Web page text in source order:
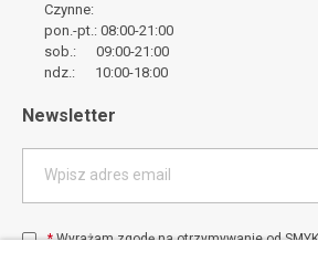
Czynne:
pon.-pt.: 08:00-21:00
sob.: 09:00-21:00
ndz.: 10:00-18:00
Newsletter
Wpisz adres email
*Wyrażam zgodę na otrzymywanie od